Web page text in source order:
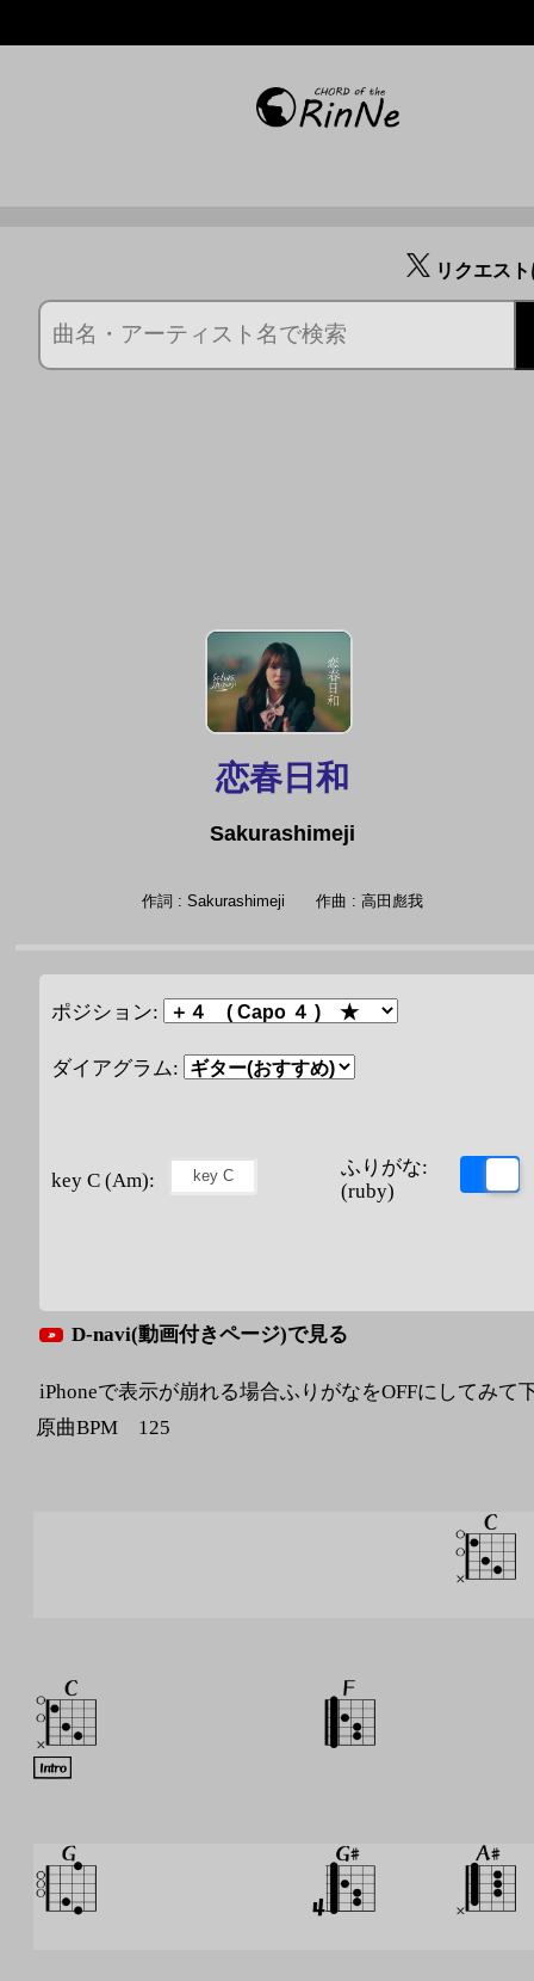
リクエス
恋春日和
Sakurashimeji
作詞 : Sakurashimeji 作曲 : 高田彪我
ポジション:
ダイアグラム:
key C (Am):
ふりがな:
(ruby)
D-navi(動画付きページ)で見る
iPhoneで表示が崩れる場合ふりがなをOFFにしてみて
原曲BPM 125